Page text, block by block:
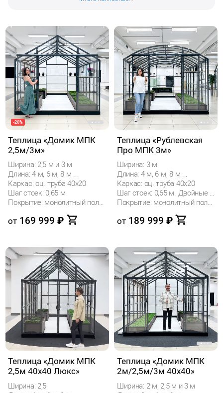
сотового поликарбоната, притом очень
сомнительного качества и внешнего вида.
Их главное конкурентное преимущество
только одно - низкая цена. Ни о какой
эстетической привлекательности или
удобстве использования при обладании
такой теплицей речи не идет. Особняком
здесь стоит предложение компании
ЗаводТеплиц.ру, где видно, что над
продуктом работали действительно
профессионалы своего дела. Теплицы
пропорциональные, действительно
эксплуатации.
-20%
Теплица «Домик МПК
2,5м/3м»
Ширина: 2,5 м и 3 м
Длина: 4 м, 6 м, 8 м ...
Каркас: оц. труба 40х20
Шаг стоек: 0,65 м
Покрытие: монолитный поликарбонат
от 169 999 ₽
Теплица «Рублевская
Про МПК 3м»
Ширина: 3 м
Длина: 4 м, 6 м, 8 м ...
Каркас: оц. труба 40х20
Шаг стоек: 0,65 м. Двойные дуги.
Покрытие: монолитный поликарбонат
от 189 999 ₽
Теплица «Домик МПК
2,5м 40х40 Люкс»
Ширина: 2,5
Теплица «Домик МПК
2м/2,5м/3м 40x40»
Ширина: 2 м, 2,5 м и 3 м